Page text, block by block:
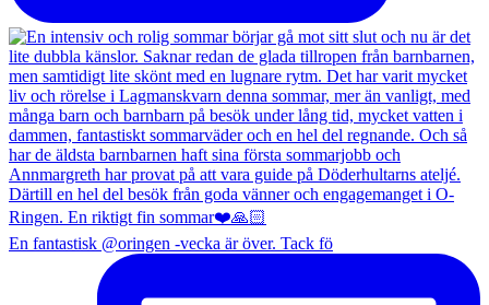
En fantastisk @oringen -vecka är över. Tack fö